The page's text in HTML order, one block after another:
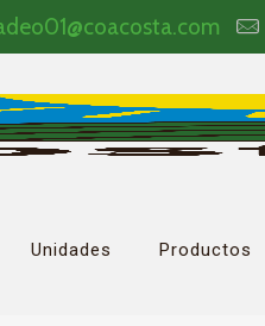
Unidades Productos